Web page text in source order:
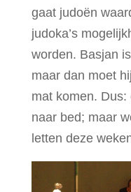
gaat judoën
judoka’s
worden. Basjan
maar dan moet
mat komen.
naar bed; maar
letten deze